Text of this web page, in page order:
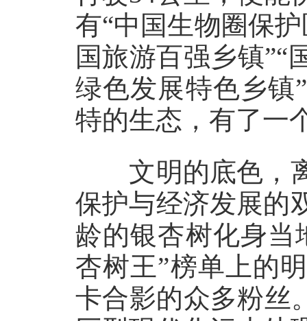
有“中国生物圈保
国旅游百强乡镇”“
绿色发展特色乡镇
特的生态，有了一
文明的底色，离
保护与经济发展的
龄的银杏树化身当
杏树王”榜单上的
卡合影的众多粉丝